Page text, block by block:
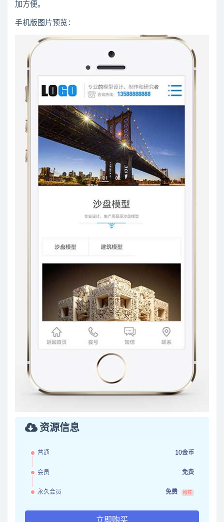
加方便。
手机版图片预览：
资源信息
普通 10金币
会员 免费
永久会员 免费 推荐
立即购买